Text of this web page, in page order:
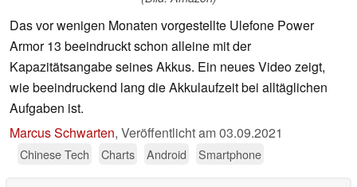
Das vor wenigen Monaten vorgestellte Ulefone Power
Armor 13 beeindruckt schon alleine mit der
Kapazitätsangabe seines Akkus. Ein neues Video zeigt,
wie beeindruckend lang die Akkulaufzeit bei alltäglichen
Aufgaben ist.
Marcus Schwarten, Veröffentlicht am03.09.2021
Chinese Tech Charts Android Smartphone